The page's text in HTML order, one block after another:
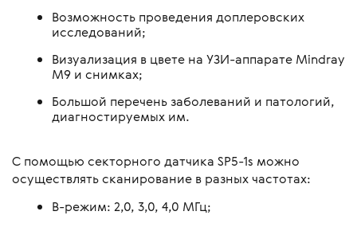
Возможность проведения доплеровских
исследований;
Визуализация в цвете на УЗИ-аппарате Mindray
M9 и снимках;
Большой перечень заболеваний и патологий,
диагностируемых им.
С помощью секторного датчика SP5-1s можно
осуществлять сканирование в разных частотах:
B-режим: 2,0, 3,0, 4,0 МГц;